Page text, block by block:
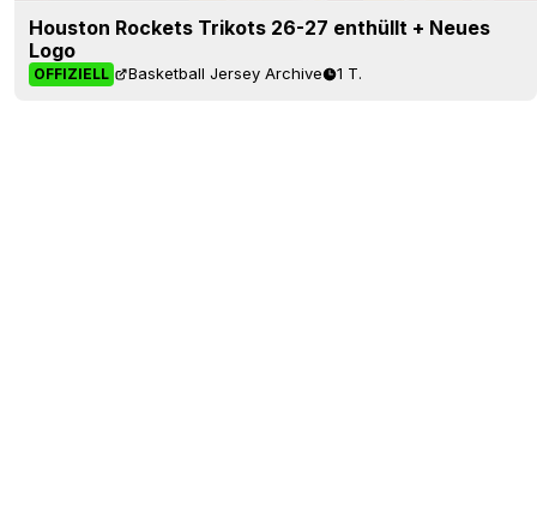
Houston Rockets Trikots 26-27 enthüllt + Neues
Logo
OFFIZIELL Basketball Jersey Archive 1 T.